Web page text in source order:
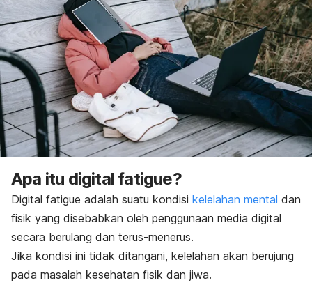
Apa itu digital fatigue?
Digital fatigue adalah suatu kondisi kelelahan mental dan
fisik yang disebabkan oleh penggunaan media digital
secara berulang dan terus-menerus.
Jika kondisi ini tidak ditangani, kelelahan akan berujung
pada masalah kesehatan fisik dan jiwa.